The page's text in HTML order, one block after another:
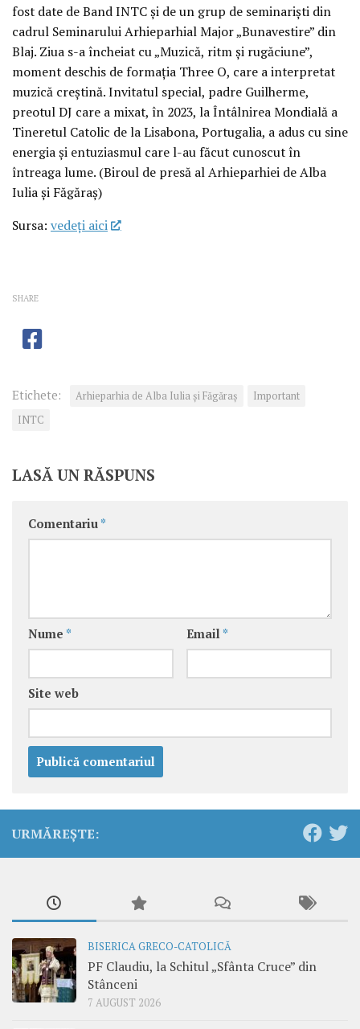
fost date de Band INTC și de un grup de seminariști din
cadrul Seminarului Arhieparhial Major „Bunavestire” din
Blaj. Ziua s-a încheiat cu „Muzică, ritm și rugăciune”,
moment deschis de formația Three O, care a interpretat
muzică creștină. Invitatul special, padre Guilherme,
preotul DJ care a mixat, în 2023, la Întâlnirea Mondială a
Tineretul Catolic de la Lisabona, Portugalia, a adus cu sine
energia și entuziasmul care l-au făcut cunoscut în
întreaga lume. (Biroul de presă al Arhieparhiei de Alba
Iulia și Făgăraș)
Sursa: vedeţi aici
SHARE
Etichete: Arhieparhia de Alba Iulia și Făgăraș
Important
INTC
LASĂ UN RĂSPUNS
Comentariu *
Nume * Email *
Site web
URMĂREȘTE:
BISERICA GRECO-CATOLICĂ
PF Claudiu, la Schitul „Sfânta Cruce” din
Stânceni
7 AUGUST 2026